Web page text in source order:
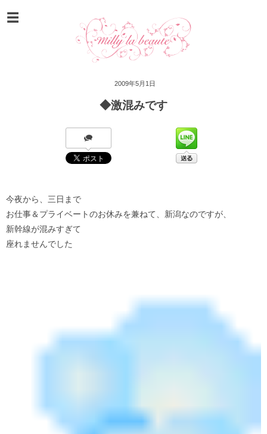
2009年5月1日
◆激混みです
今夜から、三日まで
お仕事＆プライベートのお休みを兼ねて、新潟なのですが、
新幹線が混みすぎて
座れませんでした